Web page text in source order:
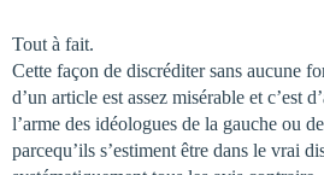
Tout à fait.
Cette façon de discréditer sans aucune
d’un article est assez misérable et c’est
l’arme des idéologues de la gauche ou
parcequ’ils s’estiment être dans le vrai